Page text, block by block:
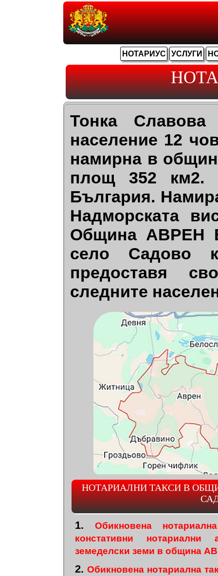
НОТАРИУС УСЛУГИ
Тонка
население 12
намирна в
площ 352 км2.
България.
Надморската
Община АВРЕН
село Садово
предоставя
следните
НОТАРИАЛНИ ТАКСИ В
1. Обикновена
констативни
земеделски земи в община
2. Обикновена нотариална